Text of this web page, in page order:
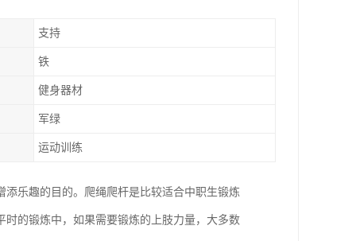
支持
铁
健身器材
军绿
运动训练
乐趣的目的。爬绳爬杆是比较适合中职生锻炼
的锻炼中，如果需要锻炼的上肢力量，大多数